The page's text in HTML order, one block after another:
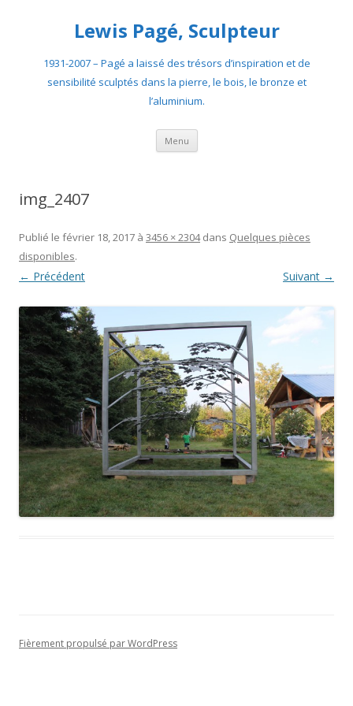
Lewis Pagé, Sculpteur
1931-2007 – Pagé a laissé des trésors d’inspiration et de
sensibilité sculptés dans la pierre, le bois, le bronze et
l’aluminium.
Menu Aller
contenu
img_2407
Publié le février 18, 2017 à 3456 × 2304dans Quelques pièces
disponibles.
← Précédent Suivant →
Fièrement propulsé par WordPress